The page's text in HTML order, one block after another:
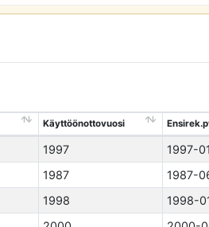
Käyttöönottovuosi
1997 1997-
1987
1987-
1998 1998-